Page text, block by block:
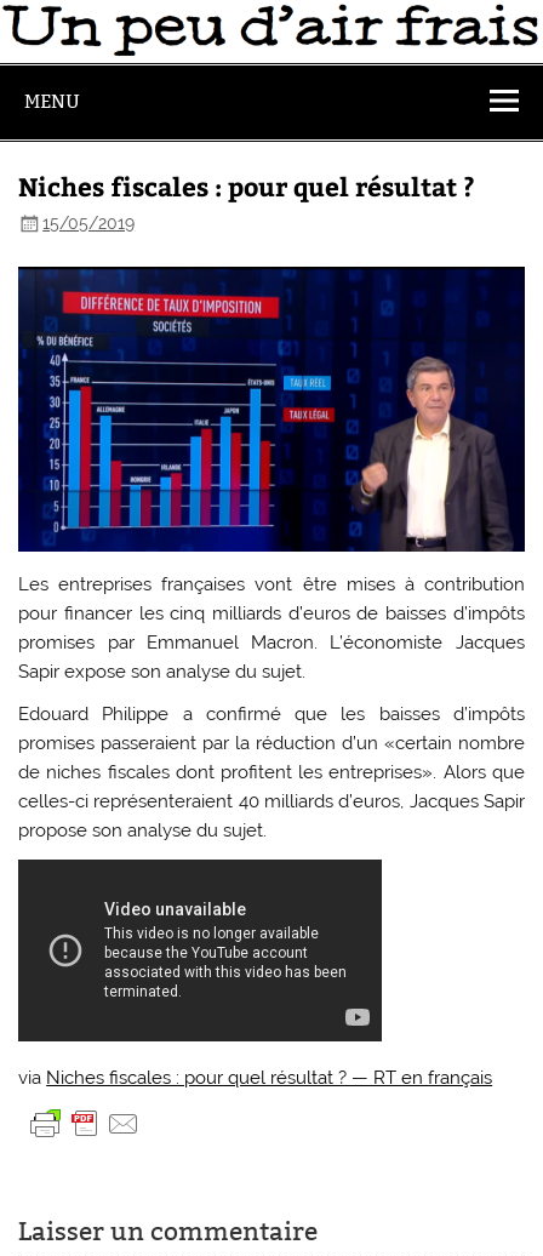
MENU
Niches fiscales : pour quel résultat ?
15/05/2019
Les entreprises françaises vont être mises à contribution
pour financer les cinq milliards d’euros de baisses d’impôts
promises par Emmanuel Macron. L’économiste Jacques
Sapir expose son analyse du sujet.
Edouard Philippe a confirmé que les baisses d’impôts
promises passeraient par la réduction d’un «certain nombre
de niches fiscales dont profitent les entreprises». Alors que
celles-ci représenteraient 40 milliards d’euros, Jacques Sapir
propose son analyse du sujet.
via Niches fiscales : pour quel résultat ? — RT en français
Laisser un commentaire